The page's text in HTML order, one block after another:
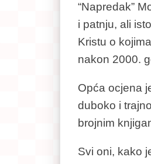
“Napredak”
i patnju, ali
Kristu o
nakon 2000.
Opća ocjena
duboko i
brojnim
Svi oni, kako